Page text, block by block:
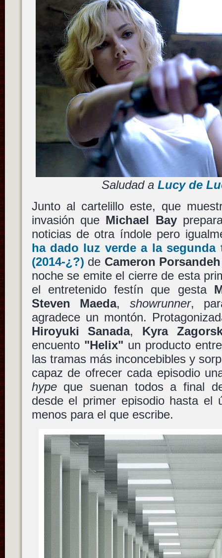
Saludad a Lucy de
Junto al cartelillo este, que
invasión que Michael Bay
noticias de otra índole pero
ha dado luz verde a la
(2014-¿?) de Cameron Porsandeh
noche se emite el cierre de esta
el entretenido festín que gesta
Steven Maeda, showrunner,
agradece un montón.
Hiroyuki Sanada, Kyra
encuento "Helix" un producto
las tramas más inconcebibles y
capaz de ofrecer cada episodio
hypeque suenan todos a final
desde el primer episodio hasta
menos para el que escribe.